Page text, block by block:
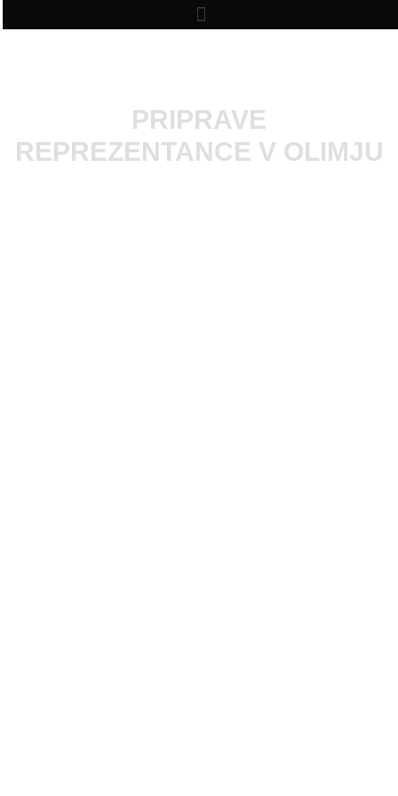
PRIPRAVE
REPREZENTANCE V OLIMJU